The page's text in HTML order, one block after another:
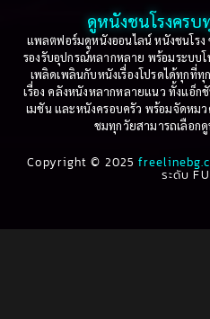
Based on
Biography ชีว
2001
1999
1997
1995
1993
1991
ดูหนังชนโรงครบ
แพลตฟอร์มดูหนังออนไลน์ หนังชนโรง
รองรับอุปกรณ์หลากหลาย พร้อมระบบ
เพลิดเพลินกับหนังเรื่องโปรดได้ทุกที่
เรื่อง คลังหนังหลากหลายแนว ทั้งแอ็
เมชัน และหนังครอบครัว พร้อมจัดหม
ชมทุกวัยสามารถเลือก
Copyright © 2025
ระดับ